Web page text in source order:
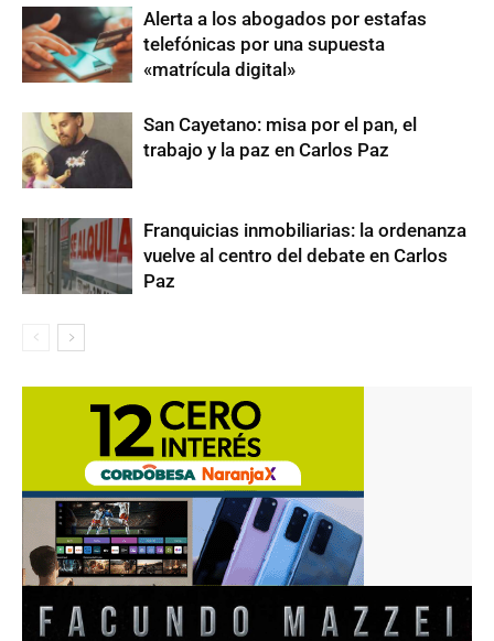
Alerta a los abogados por estafas
telefónicas por una supuesta
«matrícula digital»
San Cayetano: misa por el pan, el
trabajo y la paz en Carlos Paz
Franquicias inmobiliarias: la ordenanza
vuelve al centro del debate en Carlos
Paz